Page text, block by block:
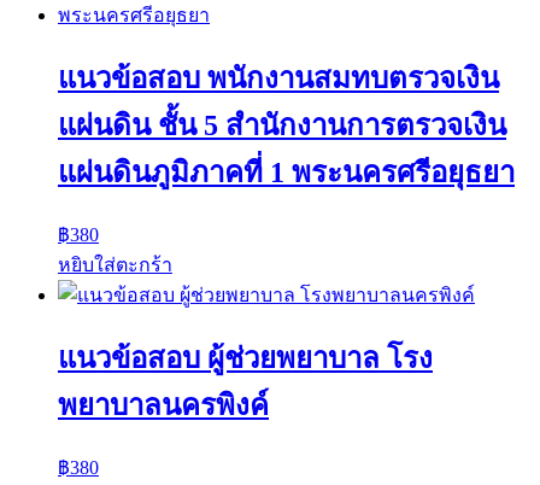
แนวข้อสอบ พนักงานสมทบตรวจเงิน
แผ่นดิน ชั้น 5 สำนักงานการตรวจเงิน
แผ่นดินภูมิภาคที่ 1 พระนครศรีอยุธยา
฿380
หยิบใส่ตะกร้า
แนวข้อสอบ ผู้ช่วยพยาบาล โรง
พยาบาลนครพิงค์
฿380